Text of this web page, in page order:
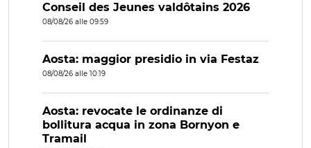
Conseil des Jeunes valdôtains 2026
08/08/26 alle 09:59
Aosta: maggior presidio in via Festaz
08/08/26 alle 10:19
Aosta: revocate le ordinanze di
bollitura acqua in zona Bornyon e
Tramail